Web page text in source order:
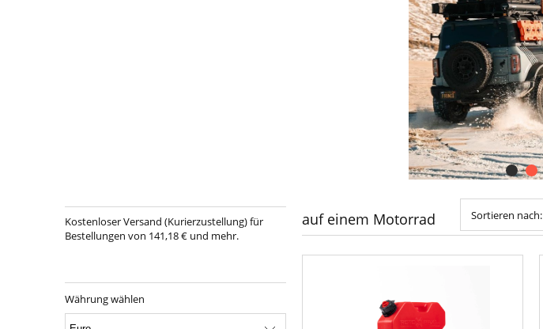
Kostenloser Versand (Kurierzustellung) für
Bestellungen von 141,18 € und mehr.
Währung wählen
auf einem Motorrad Sortieren nach: